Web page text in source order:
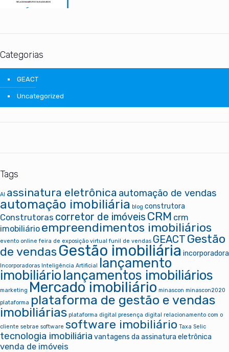
Categorias
GEACT
Uncategorized
Tags
AI assinatura eletrônica automação de vendas
automação imobiliária blog construtora
Construtoras corretor de imóveis CRM crm
imobiliário empreendimentos imobiliários
evento online feira de exposição virtual funil de vendas GEACT Gestão
de vendasGestão imobiliária incorporadora
Incorporadoras Inteligência Artificial lançamento
imobiliário lançamentos imobiliários
marketing Mercado imobiliário minascon minascon2020
plataforma plataforma de gestão e vendas
imobiliárias plataforma digital presença digital relacionamento com o
cliente sebrae software software imobiliário Taxa Selic
tecnologia imobiliária vantagens da assinatura eletrônica
venda de imóveis